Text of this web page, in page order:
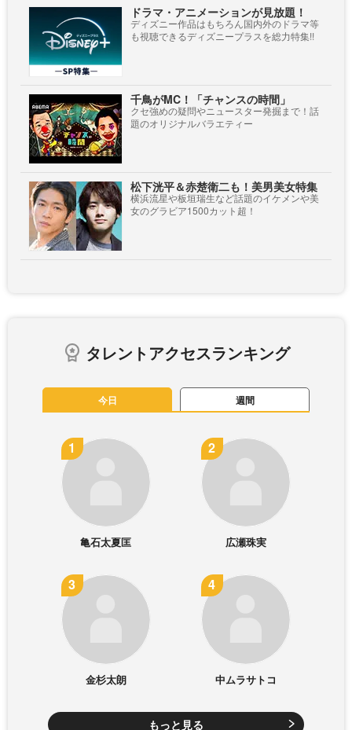
ドラマ・アニメーションが見放題！
ディズニー作品はもちろん国内外のドラマ等
も視聴できるディズニープラスを総力特集!!
千鳥がMC！「チャンスの時間」
クセ強めの疑問やニュースター発掘まで！話
題のオリジナルバラエティー
松下洸平＆赤楚衛二も！美男美女特集
横浜流星や板垣瑞生など話題のイケメンや美
女のグラビア1500カット超！
タレントアクセスランキング
今日 週間
亀石太夏匡 広瀬珠実
金杉太朗 中ムラサトコ
もっと見る